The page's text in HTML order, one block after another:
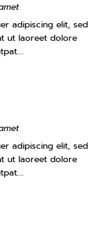
adipiscing elit, sed
ut laoreet dolore
adipiscing elit, sed
ut laoreet dolore